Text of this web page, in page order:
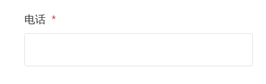
*
电话